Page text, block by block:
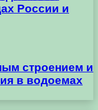
России и
строением и
в водоемах